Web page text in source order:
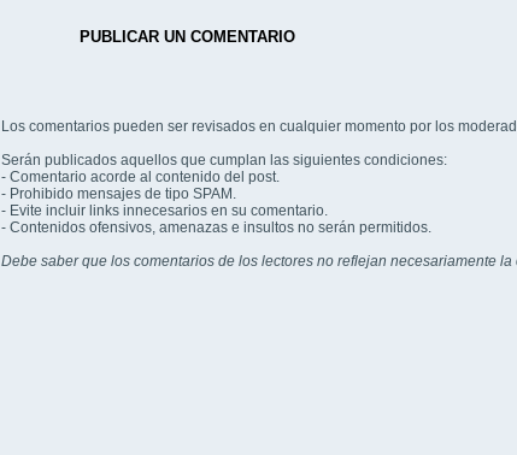
PUBLICAR UN COMENTARIO
Los comentarios pueden ser revisados en cualquier momento por los
Serán publicados aquellos que cumplan las siguientes condiciones:
- Comentario acorde al contenido del post.
- Prohibido mensajes de tipo SPAM.
- Evite incluir links innecesarios en su comentario.
- Contenidos ofensivos, amenazas e insultos no serán permitidos.
Debe saber que los comentarios de los lectores no reflejan necesariamente la